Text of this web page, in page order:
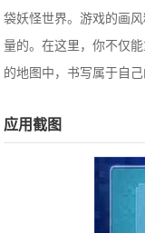
袋妖怪世界。游戏的画
量的。在这里，你不仅
的地图中，书写属于自
应用截图